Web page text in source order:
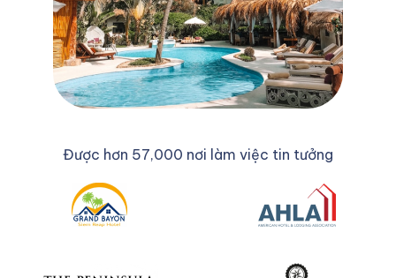
Được hơn 57,000 nơi làm việc tin tưởng